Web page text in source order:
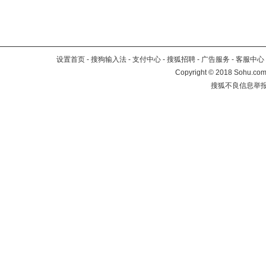
设置首页 - 搜狗输入法 - 支付中心 - 搜狐招聘 - 广告服务 - 客服中心
Copyright©2018
搜狐不良信息举